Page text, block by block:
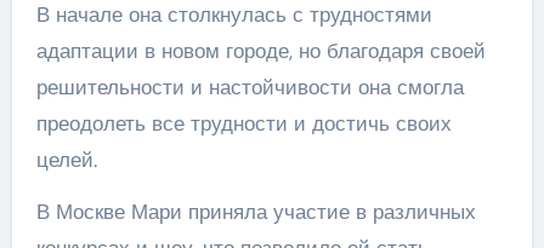
В начале она столкнулась с трудностями
адаптации в новом городе, но благодаря своей
решительности и настойчивости она смогла
преодолеть все трудности и достичь своих
целей.
В Москве Мари приняла участие в различных